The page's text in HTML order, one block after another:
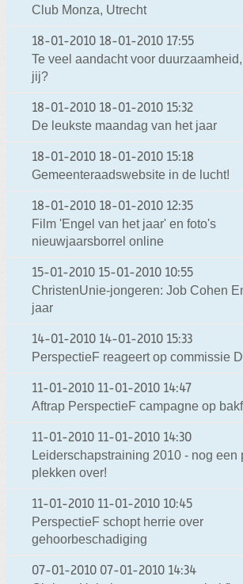
Club Monza, Utrecht
18-01-2010 18-01-2010 17:55
Te veel aandacht voor
jij?
18-01-2010 18-01-2010 15:32
De leukste maandag van het jaar
18-01-2010 18-01-2010 15:18
Gemeenteraadswebsite in de lucht!
18-01-2010 18-01-2010 12:35
Film 'Engel van het jaar' en foto's
nieuwjaarsborrel online
15-01-2010 15-01-2010 10:55
ChristenUnie-jongeren: Job Cohen
jaar
14-01-2010 14-01-2010 15:33
PerspectieF reageert op commissie
11-01-2010 11-01-2010 14:47
Aftrap PerspectieF campagne op
11-01-2010 11-01-2010 14:30
Leiderschapstraining 2010 - nog een
plekken over!
11-01-2010 11-01-2010 10:45
PerspectieF schopt herrie over
gehoorbeschadiging
07-01-2010 07-01-2010 14:34